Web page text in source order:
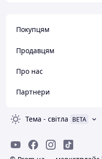
Покупцям
Продавцям
Про нас
Партнери
Тема - світла BETA